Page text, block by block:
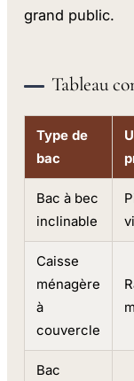
grand public.
Tableau
Type de
bac
Bac à bec
inclinable
Caisse
ménagère
à
couvercle
Bac